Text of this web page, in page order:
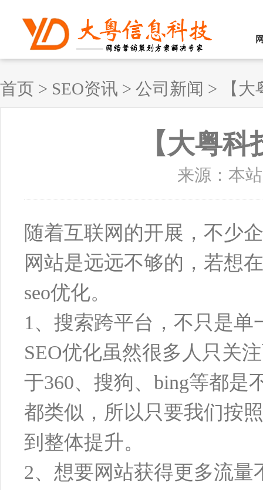
首页 > SEO资讯 > 公司新闻 > 【
【大粤
来源：本
随着互联网的开展，不少
网站是远远不够的，若想
seo优化。
1、搜索跨平台，不只是单
SEO优化虽然很多人只关
于360、搜狗、bing等都是
都类似，所以只要我们按
到整体提升。
2、想要网站获得更多流量